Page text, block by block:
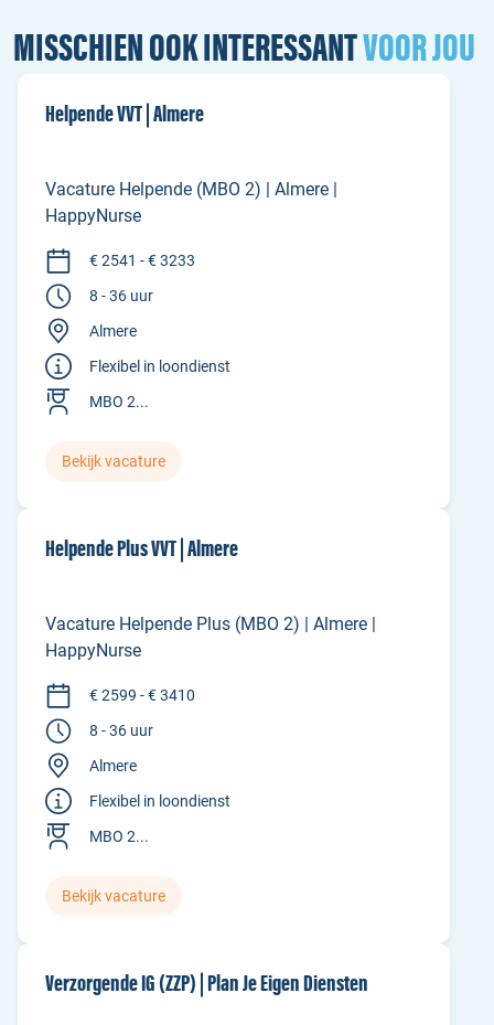
MISSCHIEN OOK INTERESSANTVOOR JOU
Helpende VVT | Almere
Vacature Helpende (MBO 2) | Almere |
HappyNurse
€ 2541 - € 3233
8 - 36 uur
Almere
Flexibel in loondienst
MBO 2...
Bekijk vacature
Helpende Plus VVT | Almere
Vacature Helpende Plus (MBO 2) | Almere |
HappyNurse
€ 2599 - € 3410
8 - 36 uur
Almere
Flexibel in loondienst
MBO 2...
Bekijk vacature
Verzorgende IG (ZZP) | Plan Je Eigen Diensten